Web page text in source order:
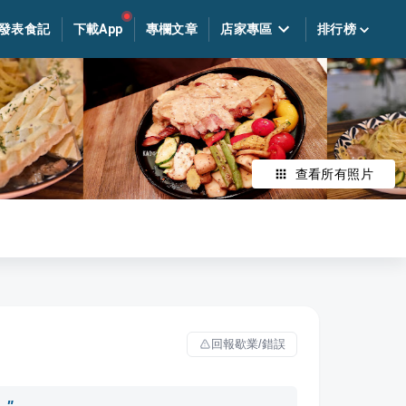
表食記 下載App 專欄文章 店家專區 排行榜
查看所有照片
回報歇業/錯誤